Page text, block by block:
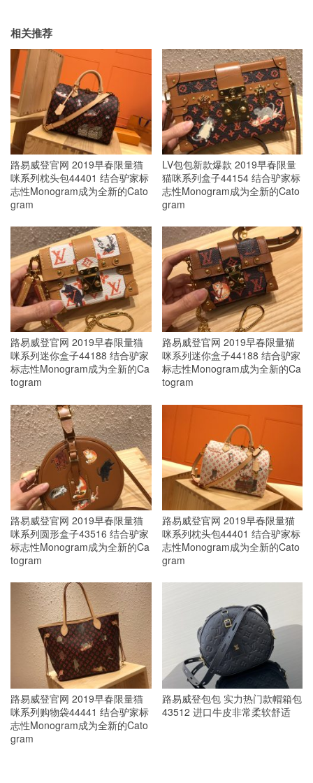
相关推荐
路易威登官网 2019早春限量猫
咪系列枕头包44401 结合驴家标
志性Monogram成为全新的Cato
gram
LV包包新款爆款 2019早春限量
猫咪系列盒子44154 结合驴家标
志性Monogram成为全新的Cato
gram
路易威登官网 2019早春限量猫
咪系列迷你盒子44188 结合驴家
标志性Monogram成为全新的Ca
togram
路易威登官网 2019早春限量猫
咪系列迷你盒子44188 结合驴家
标志性Monogram成为全新的Ca
togram
路易威登官网 2019早春限量猫
咪系列圆形盒子43516 结合驴家
标志性Monogram成为全新的Ca
togram
路易威登官网 2019早春限量猫
咪系列枕头包44401 结合驴家标
志性Monogram成为全新的Cato
gram
路易威登官网 2019早春限量猫
咪系列购物袋44441 结合驴家标
志性Monogram成为全新的Cato
gram
路易威登包包 实力热门款帽箱包
43512 进口牛皮非常柔软舒适